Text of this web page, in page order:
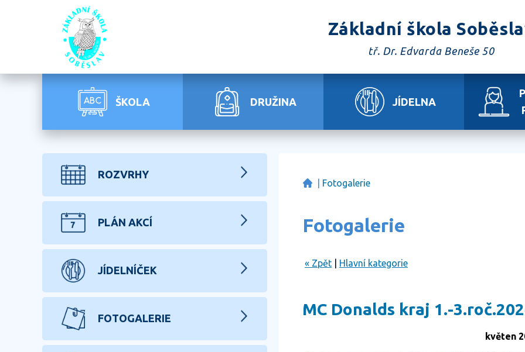
Základní škola
tř. Dr. Edvarda Beneše 50
ŠKOLA DRUŽINA JÍDELNA
Fotogalerie
Fotogalerie
« Zpět Hlavní kategorie
MC Donalds kraj 1.-
květen
ROZVRHY
PLÁN AKCÍ
JÍDELNÍČEK
FOTOGALERIE